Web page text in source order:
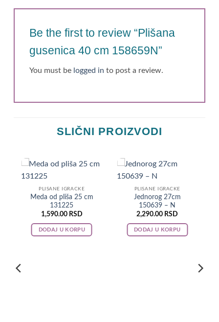
Be the first to review “Plišana
gusenica 40 cm 158659N”
You must be logged in to post a review.
SLIČNI PROIZVODI
PLISANE IGRACKE
Meda od pliša 25 cm
131225
1,590.00 RSD
DODAJ U KORPU
PLISANE IGRACKE
Jednorog 27cm
150639 – N
2,290.00 RSD
DODAJ U KORPU